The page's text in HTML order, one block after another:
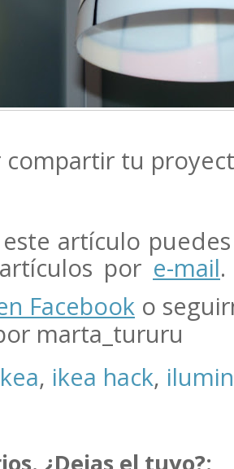
compartir tu
artículo
por e-mail
Facebook o
marta_tururu
, ikea hack,
¿Dejas el tuyo?: